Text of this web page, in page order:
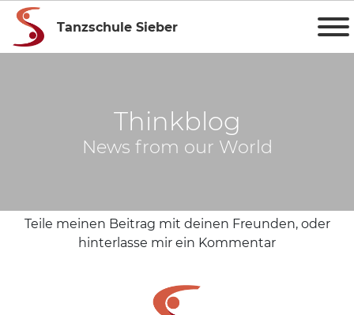
Tanzschule Sieber
Thinkblog
News from our World
Teile meinen Beitrag mit deinen Freunden, oder
hinterlasse mir ein Kommentar